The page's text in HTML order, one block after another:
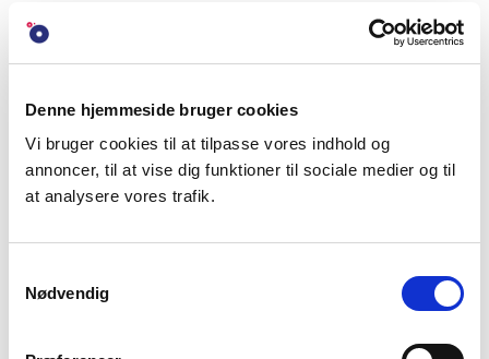
Denne hjemmeside bruger cookies
Vi bruger cookies til at tilpasse vores indhold og
annoncer, til at vise dig funktioner til sociale medier og til
at analysere vores trafik.
Nødvendig
Bliv klogere på, hvordan I arbejder med den gode fondsansøgning
til DFS' fondskursus. Kurset er kun for medlemmer af DFS.
Kursus: Sådan skaber I udvikling i
Få inspiration og redskaber til arbejdet i Folkeoplysningsudvalget –